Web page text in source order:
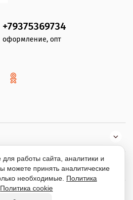
+79375369734
оформление, опт
работы сайта, аналитики и
можете принять аналитические
необходимые. Политика
Политика cookie